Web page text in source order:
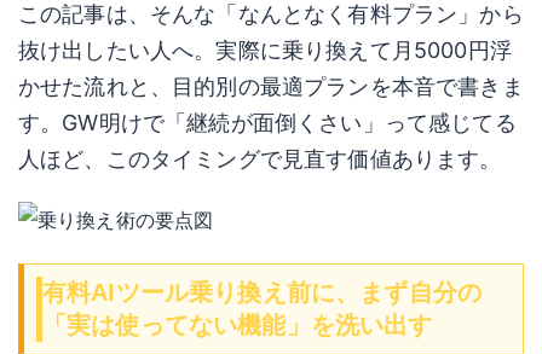
この記事は、そんな「なんとなく有料プラン」から
抜け出したい人へ。実際に乗り換えて月5000円浮
かせた流れと、目的別の最適プランを本音で書きま
す。GW明けで「継続が面倒くさい」って感じてる
人ほど、このタイミングで見直す価値あります。
有料AIツール乗り換え前に、まず自分の
「実は使ってない機能」を洗い出す